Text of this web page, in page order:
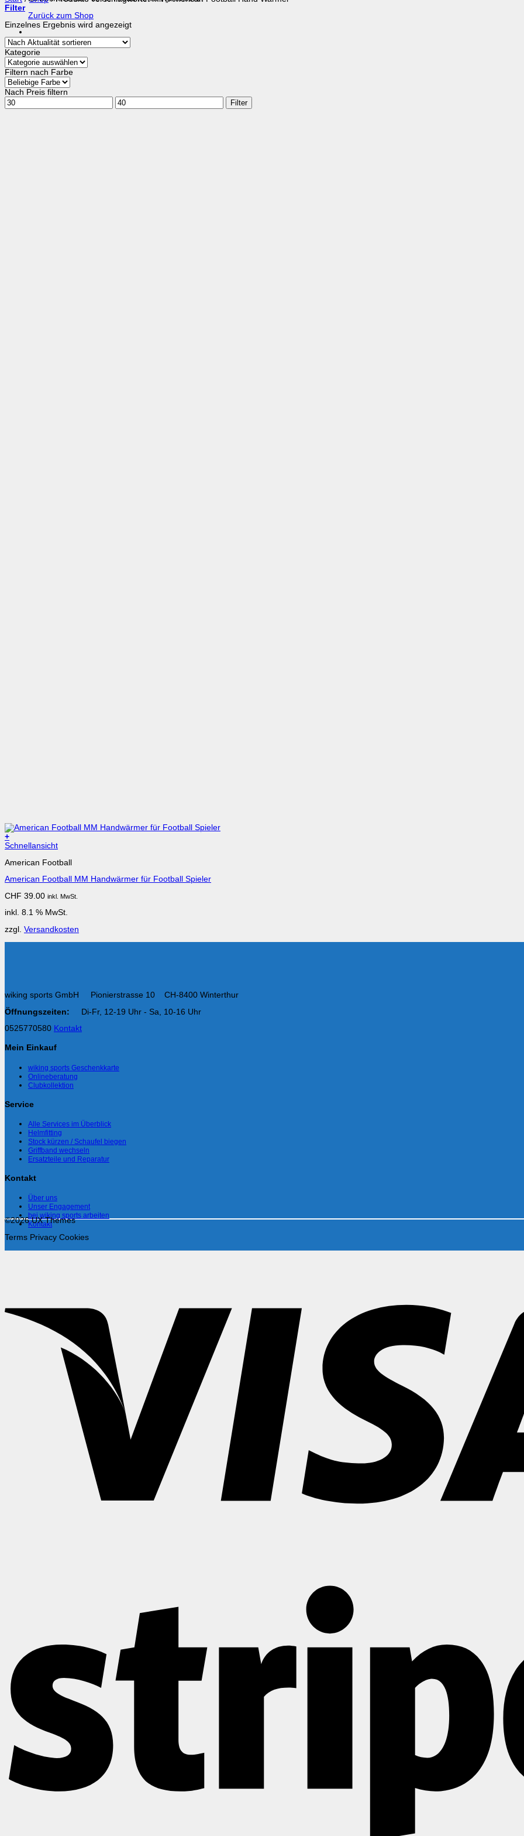
Zurück zum Shop
Filter
Einzelnes Ergebnis wird angezeigt
Kategorie
Filtern nach Farbe
Nach Preis filtern
Min.
Preis
Max.
Preis
Filter
+
Schnellansicht
American Football
American Football MM Handwärmer für Football Spieler
CHF 39.00 inkl. MwSt.
inkl. 8.1 % MwSt.
zzgl. Versandkosten
wiking sports GmbH Pionierstrasse 10 CH-8400 Winterthur
Öffnungszeiten:
Di-Fr, 12-19 Uhr - Sa, 10-16 Uhr
0525770580 Kontakt
Mein Einkauf
wiking sports Geschenkkarte
Onlineberatung
Clubkollektion
Service
Alle Services im Überblick
Helmfitting
Stock kürzen / Schaufel biegen
Griffband wechseln
Ersatzteile und Reparatur
Kontakt
Über uns
Unser Engagement
bei wiking sports arbeiten
Kontakt
©2026 UX Themes
Terms Privacy Cookies